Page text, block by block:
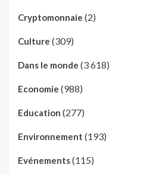
Cryptomonnaie (2)
Culture (309)
Dans le monde (3 618)
Economie (988)
Education (277)
Environnement (193)
Evénements(115)